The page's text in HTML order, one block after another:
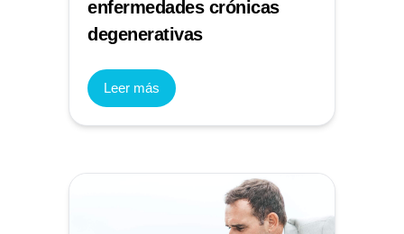
enfermedades crónicas
degenerativas
Leer más